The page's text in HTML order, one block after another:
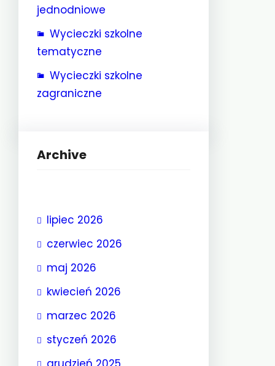
jednodniowe
Wycieczki szkolne
tematyczne
Wycieczki szkolne
zagraniczne
Archive
lipiec 2026
czerwiec 2026
maj 2026
kwiecień 2026
marzec 2026
styczeń 2026